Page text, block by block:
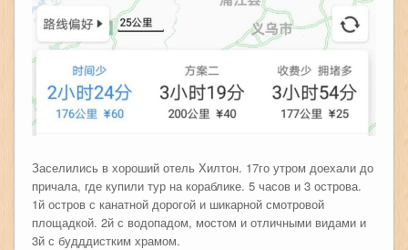
Заселились в хороший отель Хилтон. 17го утром доехали до
причала, где купили тур на кораблике. 5 часов и 3 острова.
1й остров с канатной дорогой и шикарной смотровой
площадкой. 2й с водопадом, мостом и отличными видами и
3й с будддистким храмом.